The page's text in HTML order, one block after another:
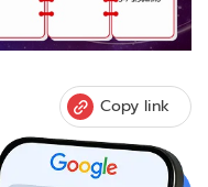
Copy link